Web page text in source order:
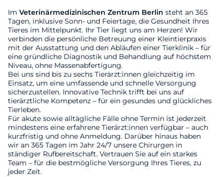
Im Veterinärmedizinischen Zentrum Berlin steht an 365
Tagen, inklusive Sonn- und Feiertage, die Gesundheit Ihres
Tieres im Mittelpunkt. Ihr Tier liegt uns am Herzen! Wir
verbinden die persönliche Betreuung einer Kleintierpraxis
mit der Ausstattung und den Abläufen einer Tierklinik – für
eine gründliche Diagnostik und Behandlung auf höchstem
Niveau, ohne Massenabfertigung.
Bei uns sind bis zu sechs Tierärzt:innen gleichzeitig im
Einsatz, um eine umfassende und schnelle Versorgung
sicherzustellen. Innovative Technik trifft bei uns auf
tierärztliche Kompetenz – für ein gesundes und glückliches
Tierleben.
Für akute sowie alltägliche Fälle ohne Termin ist jederzeit
mindestens eine erfahrene Tierärzt:innen verfügbar – auch
kurzfristig und ohne Anmeldung. Darüber hinaus haben
wir an 365 Tagen im Jahr 24/7 unsere Chirurgen in
ständiger Rufbereitschaft. Vertrauen Sie auf ein starkes
Team – für die bestmögliche Versorgung Ihres Tieres, zu
jeder Zeit.